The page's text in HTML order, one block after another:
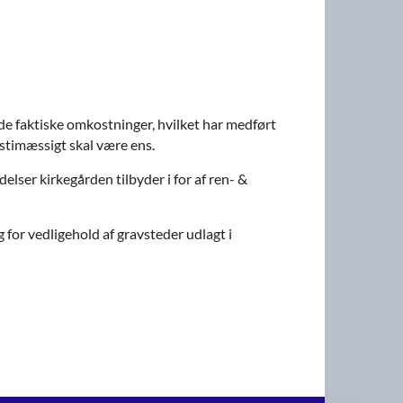
faktiske omkostninger, hvilket har medført
skal være ens.
kirkegården tilbyder i for af ren- &
vedligehold af gravsteder udlagt i